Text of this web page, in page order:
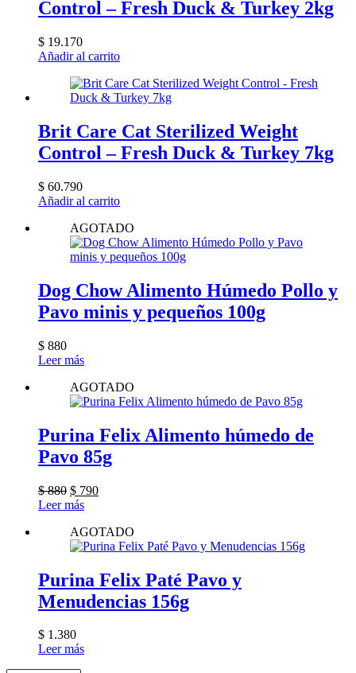
Control – Fresh Duck & Turkey 2kg
$ 19.170
Añadir al carrito
Brit Care Cat Sterilized Weight
Control – Fresh Duck & Turkey 7kg
$ 60.790
Añadir al carrito
AGOTADO
Dog Chow Alimento Húmedo Pollo y
Pavo minis y pequeños 100g
$ 880
Leer más
AGOTADO
Purina Felix Alimento húmedo de
Pavo 85g
$880 El
precio
era:
$ 880.
$ 790El
es:
$ 790.
Leer más
AGOTADO
Purina Felix Paté Pavo y
Menudencias 156g
$ 1.380
Leer más